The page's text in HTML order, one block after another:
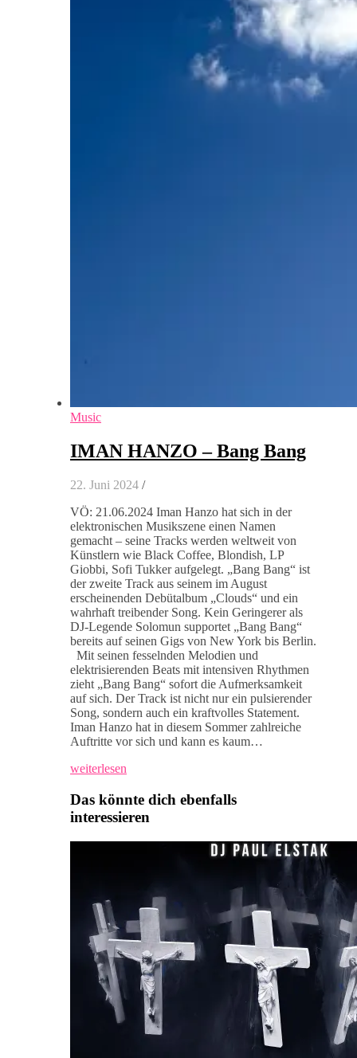
Music
IMAN HANZO – Bang Bang
22. Juni 2024 /
VÖ: 21.06.2024 Iman Hanzo hat sich in der
elektronischen Musikszene einen Namen
gemacht – seine Tracks werden weltweit von
Künstlern wie Black Coffee, Blondish, LP
Giobbi, Sofi Tukker aufgelegt. „Bang Bang“ ist
der zweite Track aus seinem im August
erscheinenden Debütalbum „Clouds“ und ein
wahrhaft treibender Song. Kein Geringerer als
DJ-Legende Solomun supportet „Bang Bang“
bereits auf seinen Gigs von New York bis Berlin.
Mit seinen fesselnden Melodien und
elektrisierenden Beats mit intensiven Rhythmen
zieht „Bang Bang“ sofort die Aufmerksamkeit
auf sich. Der Track ist nicht nur ein pulsierender
Song, sondern auch ein kraftvolles Statement.
Iman Hanzo hat in diesem Sommer zahlreiche
Auftritte vor sich und kann es kaum…
weiterlesen
Das könnte dich ebenfalls
interessieren